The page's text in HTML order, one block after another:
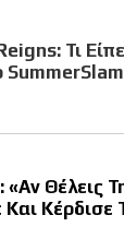
Τι
SummerSlam
«Αν Θέλεις
Και Κέρδισε